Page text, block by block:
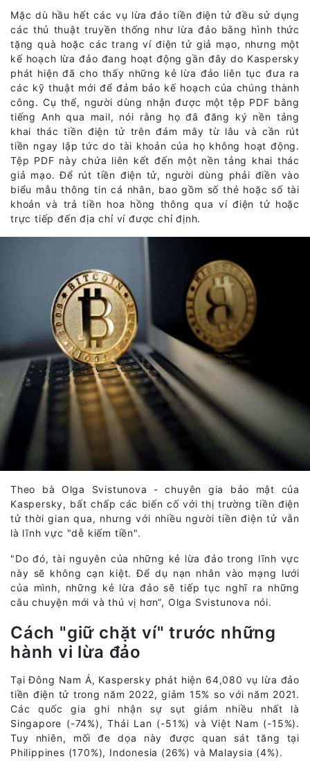
Mặc dù hầu hết các vụ lừa đảo tiền điện tử đều sử dụng
các thủ thuật truyền thống như lừa đảo bằng hình thức
tặng quà hoặc các trang ví điện tử giả mạo, nhưng một
kế hoạch lừa đảo đang hoạt động gần đây do Kaspersky
phát hiện đã cho thấy những kẻ lừa đảo liên tục đưa ra
các kỹ thuật mới để đảm bảo kế hoạch của chúng thành
công. Cụ thể, người dùng nhận được một tệp PDF bằng
tiếng Anh qua mail, nói rằng họ đã đăng ký nền tảng
khai thác tiền điện tử trên đám mây từ lâu và cần rút
tiền ngay lập tức do tài khoản của họ không hoạt động.
Tệp PDF này chứa liên kết đến một nền tảng khai thác
giả mạo. Để rút tiền điện tử, người dùng phải điền vào
biểu mẫu thông tin cá nhân, bao gồm số thẻ hoặc số tài
khoản và trả tiền hoa hồng thông qua ví điện tử hoặc
trực tiếp đến địa chỉ ví được chỉ định.
Theo bà Olga Svistunova - chuyên gia bảo mật của
Kaspersky, bất chấp các biến cố với thị trường tiền điện
tử thời gian qua, nhưng với nhiều người tiền điện tử vẫn
là lĩnh vực "dễ kiếm tiền".
"Do đó, tài nguyên của những kẻ lừa đảo trong lĩnh vực
này sẽ không cạn kiệt. Để dụ nạn nhân vào mạng lưới
của mình, những kẻ lừa đảo sẽ tiếp tục nghĩ ra những
câu chuyện mới và thú vị hơn”, Olga Svistunova nói.
Cách "giữ chặt ví" trước những
hành vi lừa đảo
Tại Đông Nam Á, Kaspersky phát hiện 64,080 vụ lừa đảo
tiền điện tử trong năm 2022, giảm 15% so với năm 2021.
Các quốc gia ghi nhận sự sụt giảm nhiều nhất là
Singapore (-74%), Thái Lan (-51%) và Việt Nam (-15%).
Tuy nhiên, mối đe dọa này được quan sát tăng tại
Philippines (170%), Indonesia (26%) và Malaysia (4%).